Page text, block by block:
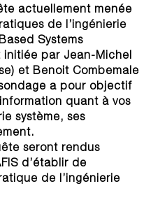
actuellement menée
de l’ingénierie
Systems
initiée par Jean-Michel
et Benoit Combemale
a pour objectif
quant à vos
système, ses
seront rendus
d’établir de
de l’ingénierie